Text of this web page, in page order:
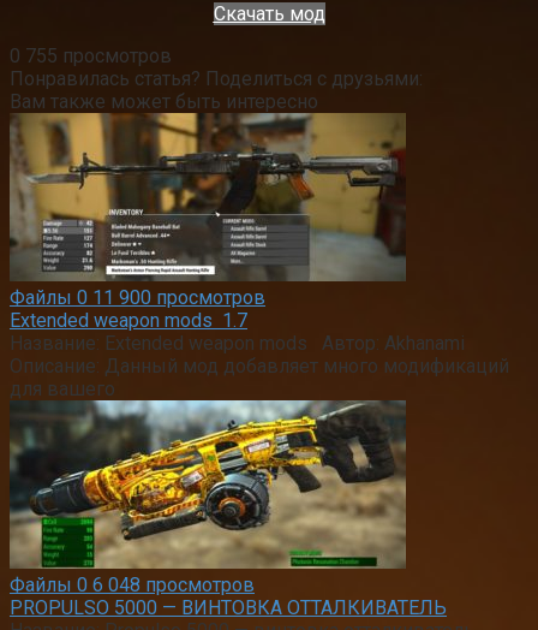
Скачать мод
0 755 просмотров
Понравилась статья? Поделиться с друзьями:
Вам также может быть интересно
Файлы 0 11 900 просмотров
Extended weapon mods 1.7
Название: Extended weapon mods Автор: Akhanami
Описание: Данный мод добавляет много модификаций
для вашего
Файлы 0 6 048 просмотров
PROPULSO 5000 — ВИНТОВКА ОТТАЛКИВАТЕЛЬ